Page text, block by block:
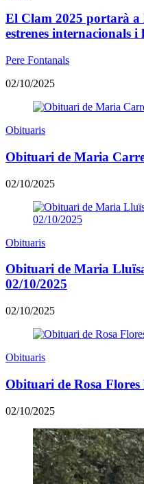
El Clam 2025 portarà a
estrenes internacionals i
Pere Fontanals
02/10/2025
Obituaris
Obituari de Maria
02/10/2025
Obituaris
Obituari de Maria
02/10/2025
02/10/2025
Obituaris
Obituari de Rosa Flores
02/10/2025